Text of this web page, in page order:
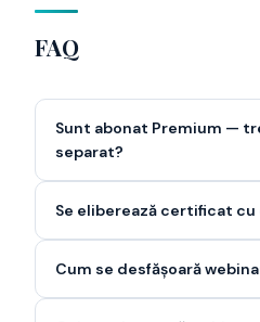
FAQ
Sunt abonat Premium —
separat?
Se eliberează certificat cu
Cum se desfășoară